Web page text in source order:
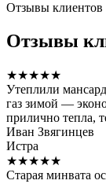
Отзывы клиентов
Отзывы
★★★★★
Утеплили
газ зимой —
прилично тепла,
Иван Звягинцев
Истра
★★★★★
Старая минвата